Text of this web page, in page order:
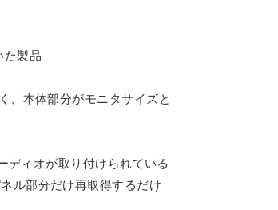
た製品
、本体部分がモニタサイズと
ディオが取り付けられている
ル部分だけ再取得するだけ